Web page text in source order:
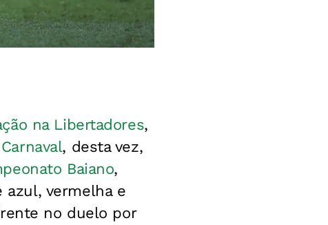
na Libertadores,
Carnaval, desta vez,
Baiano,
azul, vermelha e
no duelo por